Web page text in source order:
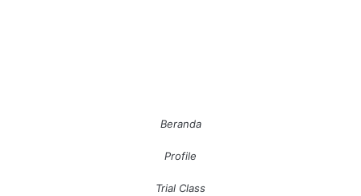
Beranda
Profile
Trial Class